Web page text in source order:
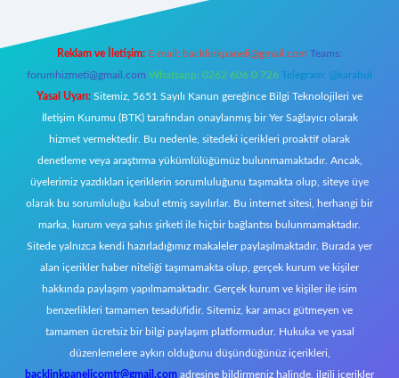
Reklam ve İletişim: E-mail: backlinkpaneli@gmail.com Teams:
forumhizmeti@gmail.com Whatsapp: 0262 606 0 726 Telegram: @karabul
Yasal Uyarı: Sitemiz, 5651 Sayılı Kanun gereğince Bilgi Teknolojileri ve
İletişim Kurumu (BTK) tarafından onaylanmış bir Yer Sağlayıcı olarak
hizmet vermektedir. Bu nedenle, sitedeki içerikleri proaktif olarak
denetleme veya araştırma yükümlülüğümüz bulunmamaktadır. Ancak,
üyelerimiz yazdıkları içeriklerin sorumluluğunu taşımakta olup, siteye üye
olarak bu sorumluluğu kabul etmiş sayılırlar. Bu internet sitesi, herhangi bir
marka, kurum veya şahıs şirketi ile hiçbir bağlantısı bulunmamaktadır.
Sitede yalnızca kendi hazırladığımız makaleler paylaşılmaktadır. Burada yer
alan içerikler haber niteliği taşımamakta olup, gerçek kurum ve kişiler
hakkında paylaşım yapılmamaktadır. Gerçek kurum ve kişiler ile isim
benzerlikleri tamamen tesadüfidir. Sitemiz, kar amacı gütmeyen ve
tamamen ücretsiz bir bilgi paylaşım platformudur. Hukuka ve yasal
düzenlemelere aykırı olduğunu düşündüğünüz içerikleri,
backlinkpanelicomtr@gmail.com adresine bildirmeniz halinde, ilgili içerikler